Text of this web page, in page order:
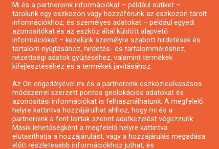
Pályázatírás civil szervezeteknek
Pályázatírás önkormányzatoknak
Pályázatfigyelés
Specifikus pályázatfigyelés vagy hírlevél
Pályázatok magánszemélyeknek
Pályázatok civil szervezeteknek
Pályázatok vállalkozásoknak
Mi és a partnereink információkat – például sütiket –
tárolunk egy eszközön vagy hozzáférünk az eszközön tárolt
információkhoz, és személyes adatokat – például egyedi
azonosítókat és az eszköz által küldött alapvető
információkat – kezelünk személyre szabott hirdetések és
tartalom nyújtásához, hirdetés- és tartalomméréshez,
nézettségi adatok gyűjtéséhez, valamint termékek
kifejlesztéséhez és a termékek javításához.
Az Ön engedélyével mi és a partnereink eszközleolvasásos
módszerrel szerzett pontos geolokációs adatokat és
azonosítási információkat is felhasználhatunk. A megfelelő
helyre kattintva hozzájárulhat ahhoz, hogy mi és a
partnereink a fent leírtak szerint adatkezelést végezzünk.
Másik lehetőségként a megfelelő helyre kattintva
elutasíthatja a hozzájárulást, vagy a hozzájárulás megadása
előtt részletesebb információkhoz juthat, és